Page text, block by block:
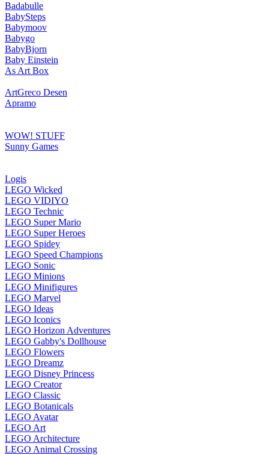
Badabulle
BabySteps
Babymoov
Babygo
BabyBjorn
Baby Einstein
As Art Box
ArtGreco Desen
Apramo
WOW! STUFF
Sunny Games
Logis
LEGO Wicked
LEGO VIDIYO
LEGO Technic
LEGO Super Mario
LEGO Super Heroes
LEGO Spidey
LEGO Speed Champions
LEGO Sonic
LEGO Minions
LEGO Minifigures
LEGO Marvel
LEGO Ideas
LEGO Iconics
LEGO Horizon Adventures
LEGO Gabby's Dollhouse
LEGO Flowers
LEGO Dreamz
LEGO Disney Princess
LEGO Creator
LEGO Classic
LEGO Botanicals
LEGO Avatar
LEGO Art
LEGO Architecture
LEGO Animal Crossing